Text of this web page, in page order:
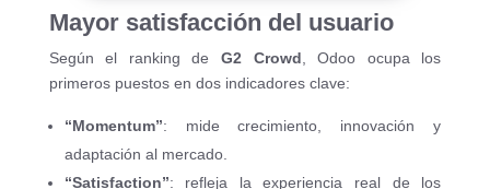
Mayor satisfacción del usuario
Según el ranking de G2 Crowd , Odoo ocupa los
primeros puestos en dos indicadores clave:
“Momentum”: mide crecimiento, innovación y
adaptación al mercado.
“Satisfaction”: refleja la experiencia real de los